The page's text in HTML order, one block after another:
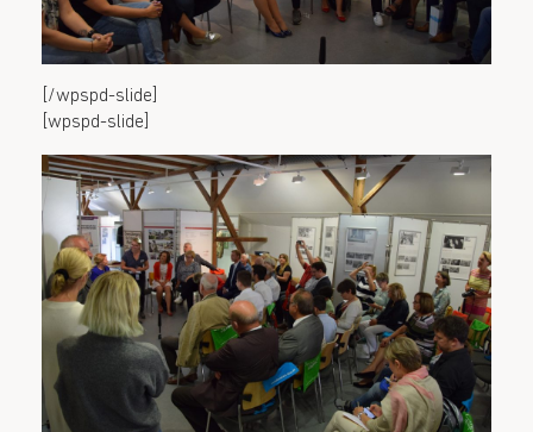
[/wpspd-slide]
[wpspd-slide]